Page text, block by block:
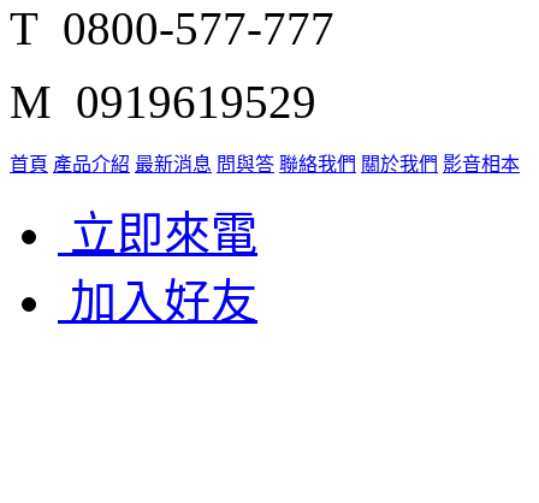
T 0800-577-777
M 0919619529
首頁 產品介紹 最新消息 問與答 聯絡我們 關於我們 影音相本
立即來電
加入好友